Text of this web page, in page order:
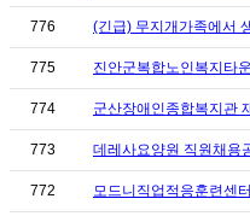
776 (긴급) 무지개가족에서
775 진안군복합노인복지타
774 군산장애인종합복지관
773 데레사요양원 직원채용
772 모드니직업적응훈련센